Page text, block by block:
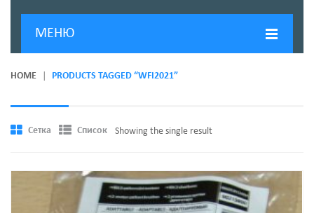
МЕНЮ
ГЛАВНАЯ
О КОМПАНИИ
КОНТАКТЫ
HOME PRODUCTS TAGGED “WFI2021”
Сетка Список Showing the single result